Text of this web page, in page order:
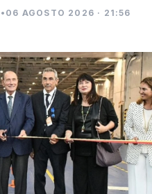
• 06 AGOSTO 2026 · 21:56